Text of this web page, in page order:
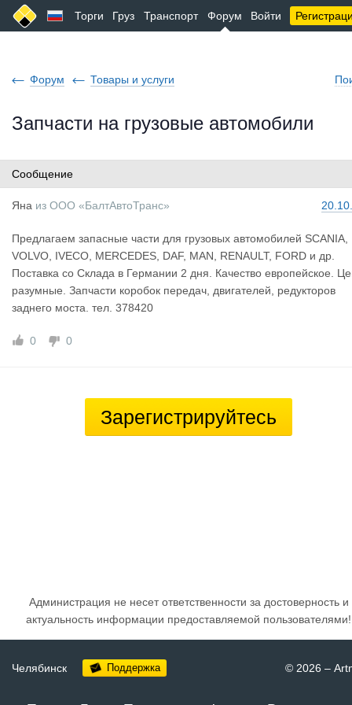
Торги Груз Транспорт Форум Войти
Форум Товары и услуги
Запчасти на грузовые автомобили
Сообщение
Яна из ООО «БалтАвтоТранс»
Предлагаем запасные части для грузовых автомобилей SCANIA,
VOLVO, IVECO, MERCEDES, DAF, MAN, RENAULT, FORD и др.
Поставка со Склада в Германии 2 дня. Качество европейское.
разумные. Запчасти коробок передач, двигателей, редукторов
заднего моста. тел. 378420
0 0
Зарегистрируйтесь
Администрация не несет ответственности за достоверность и
актуальность информации предоставляемой пользователями!
Челябинск Поддержка © 2026 –